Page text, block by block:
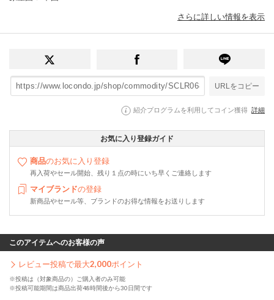
さらに詳しい情報を表示
URLをコピー
紹介プログラムを利用してコイン獲得 詳細
お気に入り登録ガイド
商品のお気に入り登録
再入荷やセール開始、残り１点の時にいち早くご連絡します
マイブランドの登録
新商品やセール等、ブランドのお得な情報をお送りします
このアイテムへのお客様の声
レビュー投稿で最大2,000ポイント
※投稿は（対象商品の）ご購入者のみ可能
※投稿可能期間は商品出荷48時間後から30日間です